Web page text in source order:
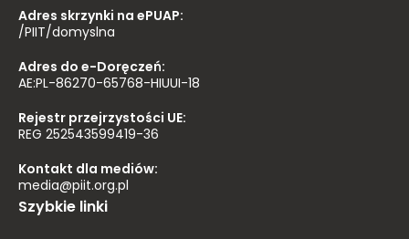
Adres skrzynki na ePUAP:
/PIIT/domyslna
Adres do e-Doręczeń:
AE:PL-86270-65768-HIUUI-18
Rejestr przejrzystości UE:
REG 252543599419-36
Kontakt dla mediów:
media@piit.org.pl
Szybkie linki